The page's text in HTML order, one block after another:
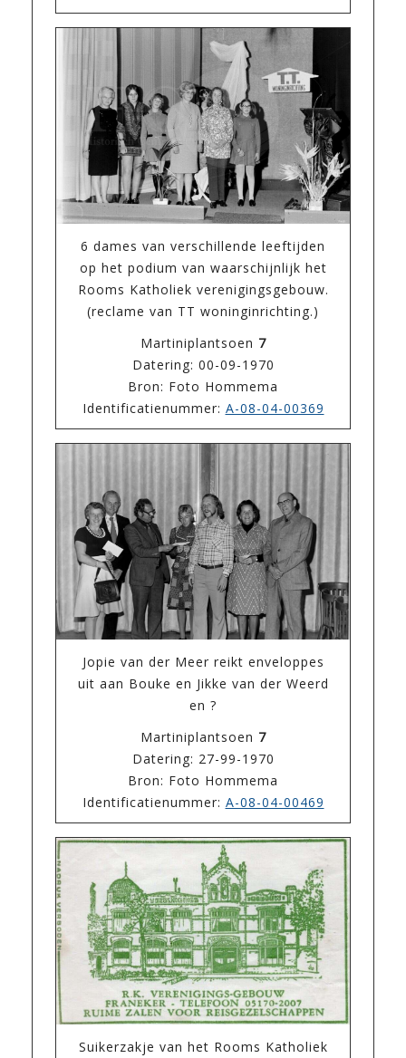
6 dames van verschillende leeftijden
op het podium van waarschijnlijk het
Rooms Katholiek verenigingsgebouw.
(reclame van TT woninginrichting.)
Martiniplantsoen 7
Datering: 00-09-1970
Bron: Foto Hommema
Identificatienummer: A-08-04-00369
Jopie van der Meer reikt enveloppes
uit aan Bouke en Jikke van der Weerd
en ?
Martiniplantsoen 7
Datering: 27-99-1970
Bron: Foto Hommema
Identificatienummer: A-08-04-00469
Suikerzakje van het Rooms Katholiek